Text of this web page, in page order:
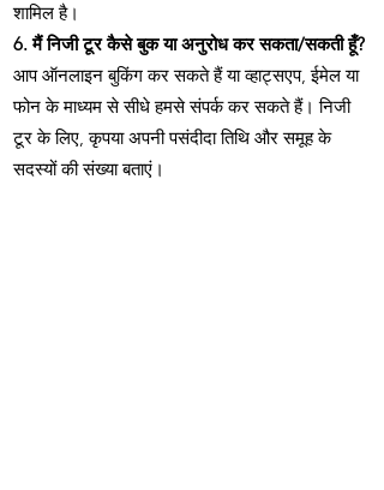
शामिल है।
6. मैं निजी टूर कैसे बुक या अनुरोध कर सकता/सकती हूँ?
आप ऑनलाइन बुकिंग कर सकते हैं या व्हाट्सएप, ईमेल या
फोन के माध्यम से सीधे हमसे संपर्क कर सकते हैं। निजी
टूर के लिए, कृपया अपनी पसंदीदा तिथि और समूह के
सदस्यों की संख्या बताएं।